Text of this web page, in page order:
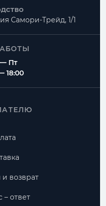
Самори-Трейд, 1/1
Пт
18:00
и возврат
– ответ